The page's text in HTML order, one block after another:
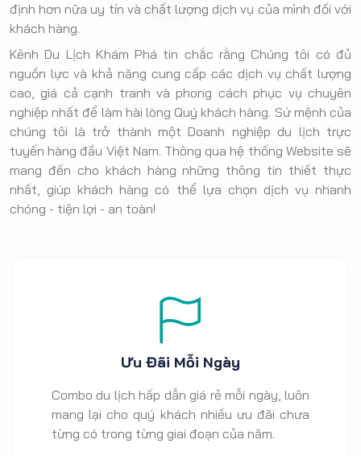
định hơn nữa uy tín và chất lượng dịch vụ của mình đối với
khách hàng.
Kênh Du Lịch Khám Phá tin chắc rằng Chúng tôi có đủ
nguồn lực và khả năng cung cấp các dịch vụ chất lượng
cao, giá cả cạnh tranh và phong cách phục vụ chuyên
nghiệp nhất để làm hài lòng Quý khách hàng. Sứ mệnh của
chúng tôi là trở thành một Doanh nghiệp du lịch trực
tuyến hàng đầu Việt Nam. Thông qua hệ thống Website sẽ
mang đến cho khách hàng những thông tin thiết thực
nhất, giúp khách hàng có thể lựa chọn dịch vụ nhanh
chóng - tiện lợi - an toàn!
Ưu Đãi Mỗi Ngày
Combo du lịch hấp dẫn giá rẻ mỗi ngày, luôn
mang lại cho quý khách nhiều ưu đãi chưa
từng có trong từng giai đoạn của năm.